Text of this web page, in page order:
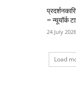
– न्यूयॉर्क
24 July 2026
Load